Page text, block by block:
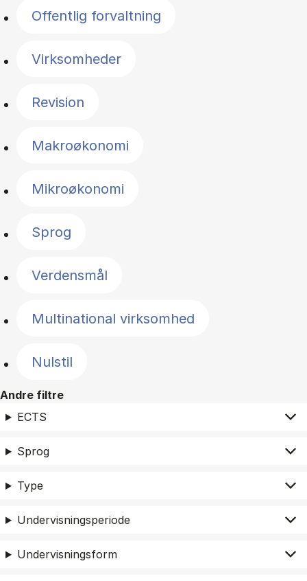
Offentlig forvaltning
Virksomheder
Revision
Makroøkonomi
Mikroøkonomi
Sprog
Verdensmål
Multinational virksomhed
Nulstil
Andre filtre
ECTS
Sprog
Type
Undervisningsperiode
Undervisningsform